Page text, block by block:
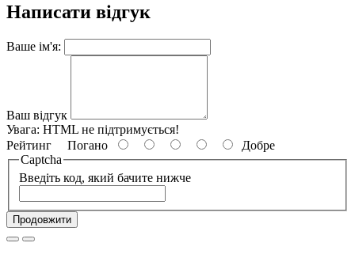
Написати відгук
Ваше ім'я:
Ваш відгук
Увага: HTML не підтримується!
Рейтинг Погано
Добре
Captcha
Введіть код, який бачите нижче
Продовжити